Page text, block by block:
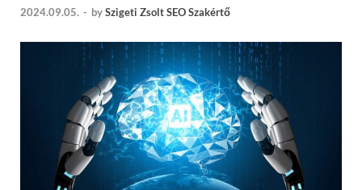
2024.09.05. - bySzigeti Zsolt SEO Szakértő